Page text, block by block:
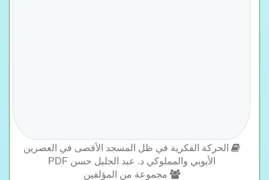
الحركة الفكرية في ظل المسجد الأقصى في العصرين
الأيوبي والمملوكي د. عبد الجليل حسن PDF
مجموعة من المؤلفين